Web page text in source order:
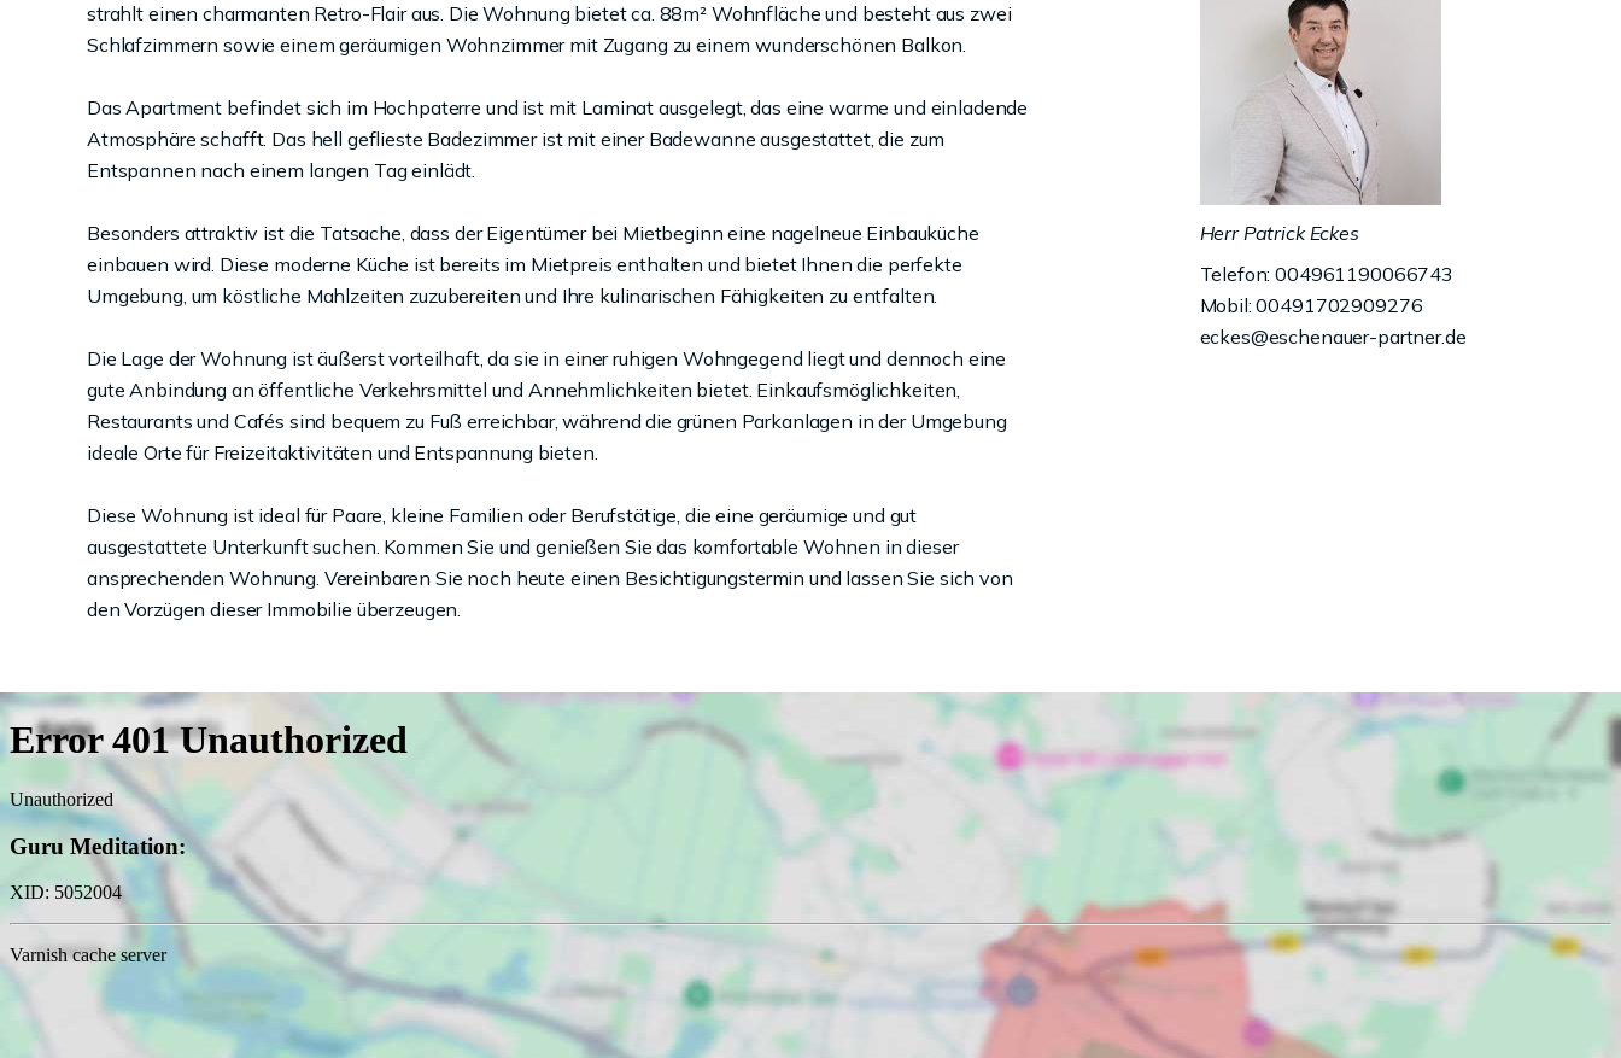
strahlt einen charmanten Retro-Flair aus. Die Wohnung bietet ca. 88m² Wohnfläche und besteht aus zwei
Schlafzimmern sowie einem geräumigen Wohnzimmer mit Zugang zu einem wunderschönen Balkon.
Das Apartment befindet sich im Hochpaterre und ist mit Laminat ausgelegt, das eine warme und einladende
Atmosphäre schafft. Das hell geflieste Badezimmer ist mit einer Badewanne ausgestattet, die zum
Entspannen nach einem langen Tag einlädt.
Besonders attraktiv ist die Tatsache, dass der Eigentümer bei Mietbeginn eine nagelneue Einbauküche
einbauen wird. Diese moderne Küche ist bereits im Mietpreis enthalten und bietet Ihnen die perfekte
Umgebung, um köstliche Mahlzeiten zuzubereiten und Ihre kulinarischen Fähigkeiten zu entfalten.
Die Lage der Wohnung ist äußerst vorteilhaft, da sie in einer ruhigen Wohngegend liegt und dennoch eine
gute Anbindung an öffentliche Verkehrsmittel und Annehmlichkeiten bietet. Einkaufsmöglichkeiten,
Restaurants und Cafés sind bequem zu Fuß erreichbar, während die grünen Parkanlagen in der Umgebung
ideale Orte für Freizeitaktivitäten und Entspannung bieten.
Diese Wohnung ist ideal für Paare, kleine Familien oder Berufstätige, die eine geräumige und gut
ausgestattete Unterkunft suchen. Kommen Sie und genießen Sie das komfortable Wohnen in dieser
ansprechenden Wohnung. Vereinbaren Sie noch heute einen Besichtigungstermin und lassen Sie sich von
den Vorzügen dieser Immobilie überzeugen.
Herr Patrick Eckes
Telefon: 004961190066743
Mobil: 00491702909276
eckes@eschenauer-partner.de